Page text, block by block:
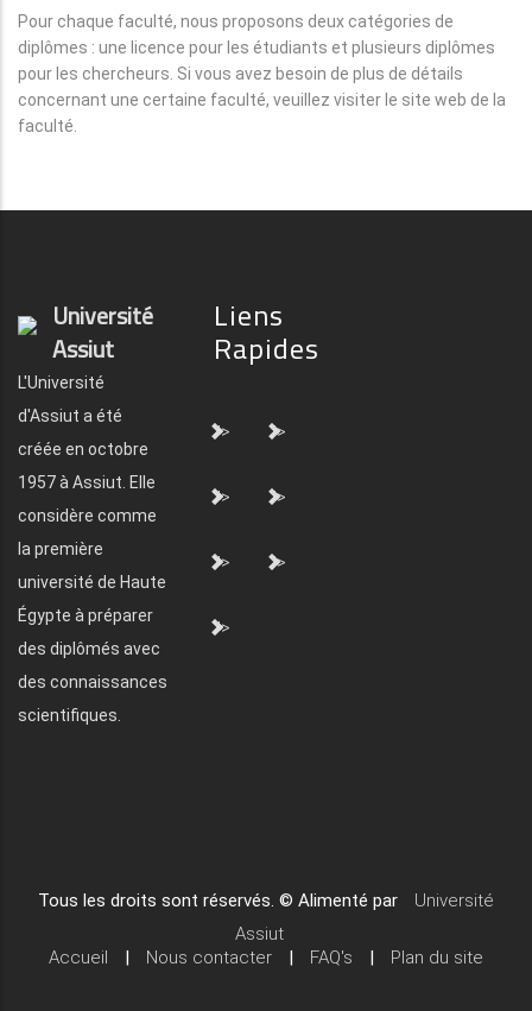
Pour chaque faculté, nous proposons deux catégories de
diplômes : une licence pour les étudiants et plusieurs diplômes
pour les chercheurs. Si vous avez besoin de plus de détails
concernant une certaine faculté, veuillez visiter le site web de la
faculté.
Université
Assiut
L'Université
d'Assiut a été
créée en octobre
1957 à Assiut. Elle
considère comme
la première
université de Haute
Égypte à préparer
des diplômés avec
des connaissances
scientifiques.
Liens
Rapides
"> ">
"> ">
"> ">
">
Tous les droits sont réservés. © Alimenté par
Université
Assiut
Accueil
| Nous contacter | FAQ's | Plan du site